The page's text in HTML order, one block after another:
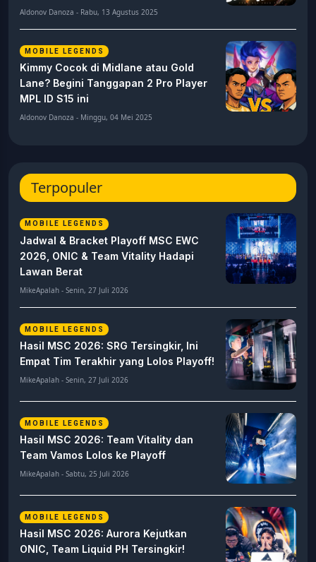
Aldonov Danoza - Rabu, 13 Agustus 2025
MOBILE LEGENDS
Kimmy Cocok di Midlane atau Gold
Lane? Begini Tanggapan 2 Pro Player
MPL ID S15 ini
Aldonov Danoza - Minggu, 04 Mei 2025
Terpopuler
MOBILE LEGENDS
Jadwal & Bracket Playoff MSC EWC
2026, ONIC & Team Vitality Hadapi
Lawan Berat
MikeApalah - Senin, 27 Juli 2026
MOBILE LEGENDS
Hasil MSC 2026: SRG Tersingkir, Ini
Empat Tim Terakhir yang Lolos Playoff!
MikeApalah - Senin, 27 Juli 2026
MOBILE LEGENDS
Hasil MSC 2026: Team Vitality dan
Team Vamos Lolos ke Playoff
MikeApalah - Sabtu, 25 Juli 2026
MOBILE LEGENDS
Hasil MSC 2026: Aurora Kejutkan
ONIC, Team Liquid PH Tersingkir!